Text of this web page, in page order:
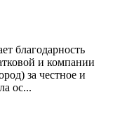
благодарность
и компании
за честное и
ос...